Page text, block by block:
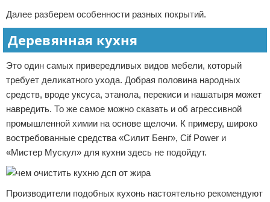
Далее разберем особенности разных покрытий.
Деревянная кухня
Это один самых привередливых видов мебели, который
требует деликатного ухода. Добрая половина народных
средств, вроде уксуса, этанола, перекиси и нашатыря может
навредить. То же самое можно сказать и об агрессивной
промышленной химии на основе щелочи. К примеру, широко
востребованные средства «Силит Бенг», Cif Power и
«Мистер Мускул» для кухни здесь не подойдут.
Производители подобных кухонь настоятельно рекомендуют